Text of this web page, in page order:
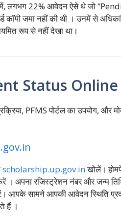
लगभग 22% आवेदन ऐसे थे जो
कॉपी जमा नहीं की थी । उनमें से
रूप से नहीं देखा था।
Status Online
PFMS पोर्टल का उपयोग, और
scholarship.up.gov.inखोलें।
। अपना रजिस्ट्रेशन नंबर और जन्म
आपके सामने आपकी आवेदन स्थिति
हैं ।